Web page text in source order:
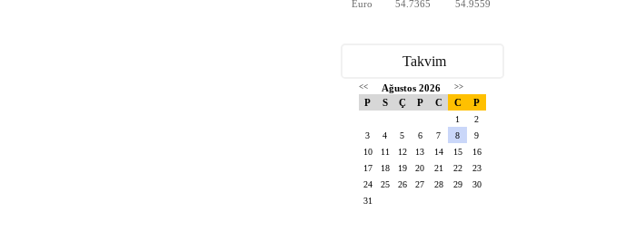
Euro
54.7365 54.9559
Takvim
<< Ağustos 2026 >>
P S Ç P C C P
1
2
3
4 5 6 7 8
9
10
11 12 13 14 15
16
17
18 19 20 21 22
23
24
25 26 27 28 29
30
31